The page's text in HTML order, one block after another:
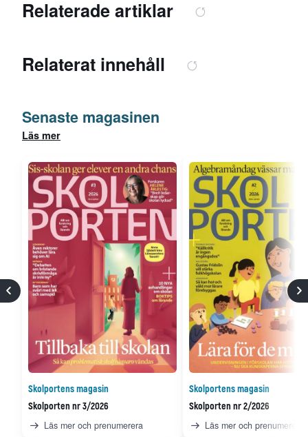
Relaterade artiklar
Relaterat innehåll
Senaste magasinen
Läs mer
Skolportens magasin
Skolporten nr 3/2026
Läs mer och prenumerera
Skolportens magasin
Skolporten nr 2/2026
Läs mer och prenumerera